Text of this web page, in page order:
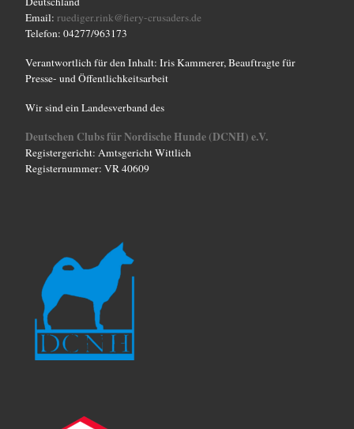
Email: ruediger.rink@fiery-crusaders.de
Telefon: 04277/963173
Verantwortlich für den Inhalt: Iris Kammerer, Beauftragte für
Presse- und Öffentlichkeitsarbeit
Wir sind ein Landesverband des
Deutschen Clubs für Nordische Hunde (DCNH) e.V.
Registergericht: Amtsgericht Wittlich
Registernummer: VR 40609